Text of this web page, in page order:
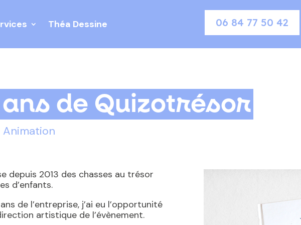
Théa Dessine 06 84 77 50 42
ans de Quizotrésor
depuis 2013 des chasses au trésor
d’enfants.
de l’entreprise, j’ai eu l’opportunité
artistique de l’évènement.